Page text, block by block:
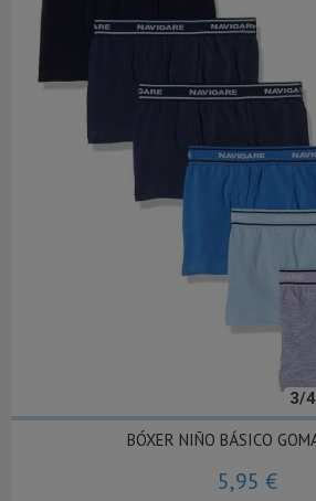
3/
BÓXER NIÑO BÁSICO
5,95 €